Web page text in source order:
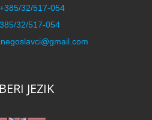
+385/32/517-054
32/517-054
JEZIK